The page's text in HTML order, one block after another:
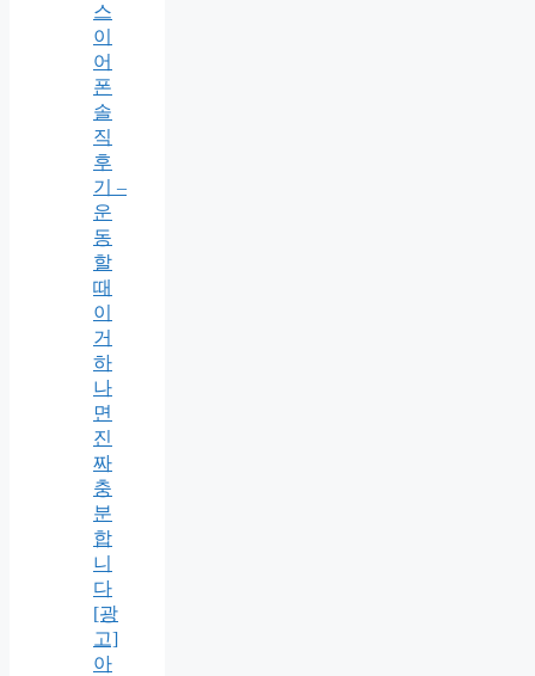
스
이
어
폰
솔
직
후
기 –
운
동
할
때
이
거
하
나
면
진
짜
충
분
합
니
다
[광
고]
아